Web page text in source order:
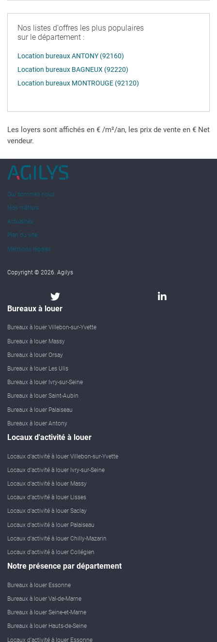
Nos listes d'offres les plus populaires
sur le département :
Location bureaux ANTONY (92160)
Location bureaux BAGNEUX (92220)
Location bureaux MONTROUGE (92120)
Les loyers sont affichés en € /m²/an, les prix de vente en € Net
vendeur.
Qui sommes nous
Nos métiers
Actualités
Plan du site
Mentions légales
Copyright © 2026. Agilys
Bureaux à louer
Bureaux à louer Villebon-sur-Yvette
Bureaux à louer Massy
Bureaux à louer Orsay
Bureaux à louer Les Ulis
Bureaux à louer Ivry-sur-Seine
Bureaux à louer Saint-Aubin
Bureaux à louer Palaiseau
Bureaux à louer Antony
Locaux d'activité à louer
Locaux d'activité à louer Villebon-sur-Yvette
Locaux d'activité à louer Ivry-sur-Seine
Locaux d'activité à louer Massy
Locaux d'activité à louer Lisses
Locaux d'activité à louer Saclay
Locaux d'activité à louer Palaiseau
Locaux d'activité à louer Chilly-Mazarin
Locaux d'activité à louer Collégien
Notre présence par département
Bureaux à louer Essonne
Bureaux à louer Val-de-Marne
Bureaux à louer Seine-et-Marne
Bureaux à louer Hauts-de-Seine
Locaux d'activité à louer Essonne